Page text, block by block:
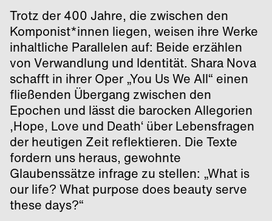
Trotz der 400 Jahre, die zwischen den
Komponist*innen liegen, weisen ihre Werke
inhaltliche Parallelen auf: Beide erzählen
von Verwandlung und Identität. Shara Nova
schafft in ihrer Oper „You Us We All“ einen
fließenden Übergang zwischen den
Epochen und lässt die barocken Allegorien
‚Hope, Love und Death‘ über Lebensfragen
der heutigen Zeit reflektieren. Die Texte
fordern uns heraus, gewohnte
Glaubenssätze infrage zu stellen: „What is
our life? What purpose does beauty serve
these days?“